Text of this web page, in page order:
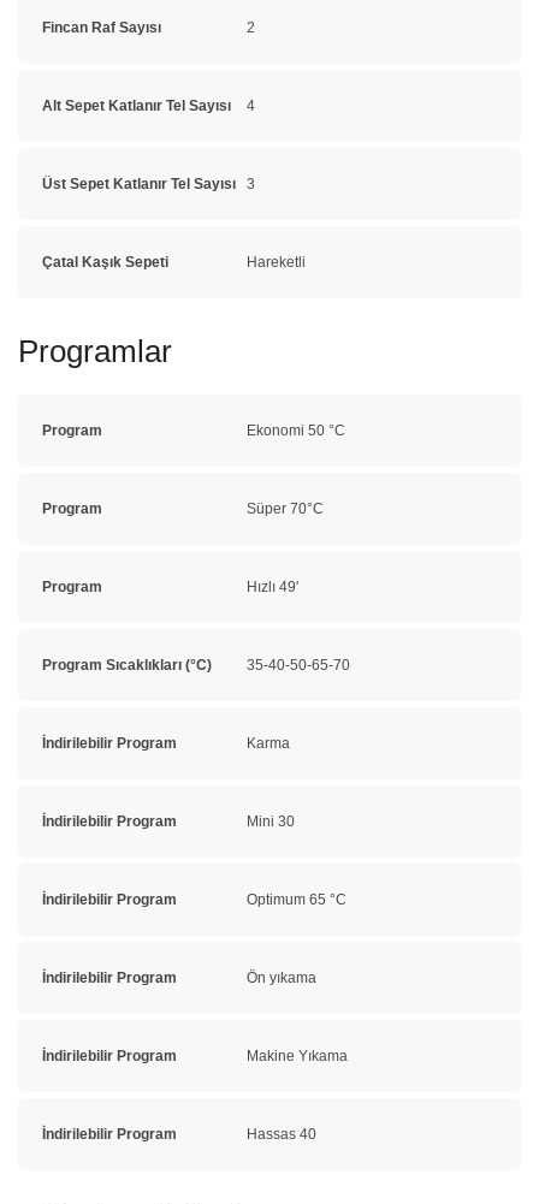
Fincan Raf Sayısı 2
Alt Sepet Katlanır Tel Sayısı 4
Üst Sepet Katlanır Tel Sayısı 3
Çatal Kaşık Sepeti Hareketli
Programlar
Program Ekonomi 50 °C
Program Süper 70°C
Program Hızlı 49'
Program Sıcaklıkları (°C) 35-40-50-65-70
İndirilebilir Program Karma
İndirilebilir Program Mini 30
İndirilebilir Program Optimum 65 °C
İndirilebilir Program Ön yıkama
İndirilebilir Program Makine Yıkama
İndirilebilir Program Hassas 40